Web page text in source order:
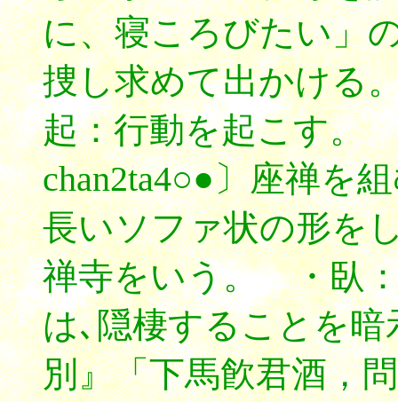
に、寝ころびたい」
捜し求めて出かける
起：行動を起こす。
chan2ta4○●〕座禅を
長いソファ状の形を
禅寺をいう。 ・臥
は､隠棲することを
別』「下馬飮君酒，